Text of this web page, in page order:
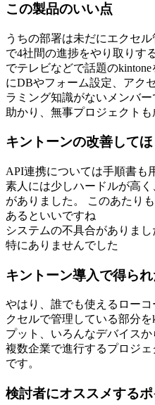
この製品のいい点
うちの部署は未だにエクセ
で4社間の進捗をやり取りす
でテレビなどで話題の
にDBやフォーム設定、アク
ラミング知識がないメンバ
助かり、無事プロジェクトも
キントーンの改善して
API連携については手順書も
素人には少しハードルが高
がありました。 このあたり
あるといいですね
システムの不具合がありまし
特にありませんでした
キントーン導入で得ら
やはり、誰でも使えるロー
クセルで管理している部分
プット、いろんなデバイスか
複数企業で進行するプロジ
です。
検討者にオススメするポ